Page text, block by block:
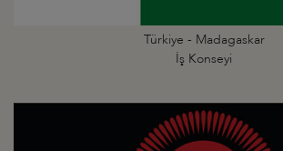
Türkiye - Madagaskar
İş Konseyi